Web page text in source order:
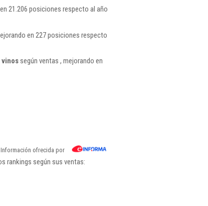
21.206 posiciones respecto al año
en 227 posiciones respecto
vinossegún ventas , mejorando en
Información ofrecida por
rankings según sus ventas: